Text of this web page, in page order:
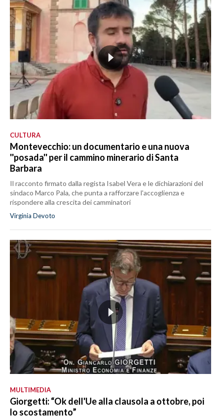
CULTURA
Montevecchio: un documentario e una nuova
''posada'' per il cammino minerario di Santa
Barbara
Il racconto firmato dalla regista Isabel Vera e le dichiarazioni del
sindaco Marco Pala, che punta a rafforzare l'accoglienza e
rispondere alla crescita dei camminatori
Virginia Devoto
MULTIMEDIA
Giorgetti: “Ok dell'Ue alla clausola a ottobre, poi
lo scostamento”